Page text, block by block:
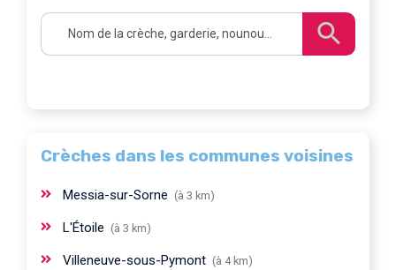
Crèches dans les communes voisines
Messia-sur-Sorne (à 3 km)
L'Étoile (à 3 km)
Villeneuve-sous-Pymont (à 4 km)